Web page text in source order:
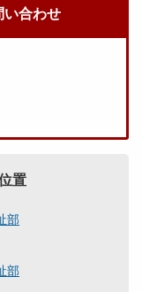
い合わせ
置
部
部